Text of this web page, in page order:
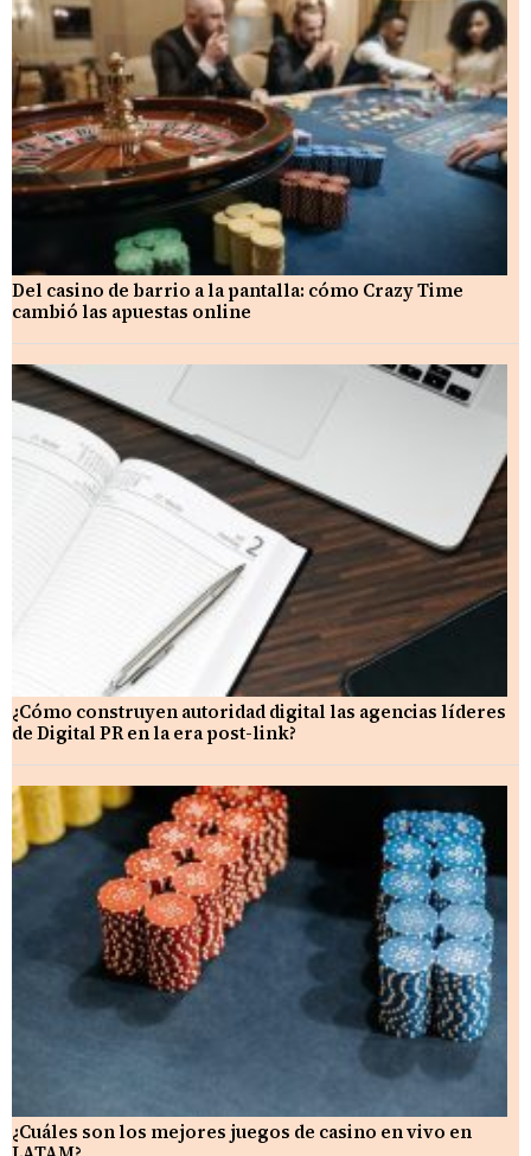
Del casino de barrio a la pantalla: cómo Crazy Time
cambió las apuestas online
¿Cómo construyen autoridad digital las agencias líderes
de Digital PR en la era post-link?
¿Cuáles son los mejores juegos de casino en vivo en